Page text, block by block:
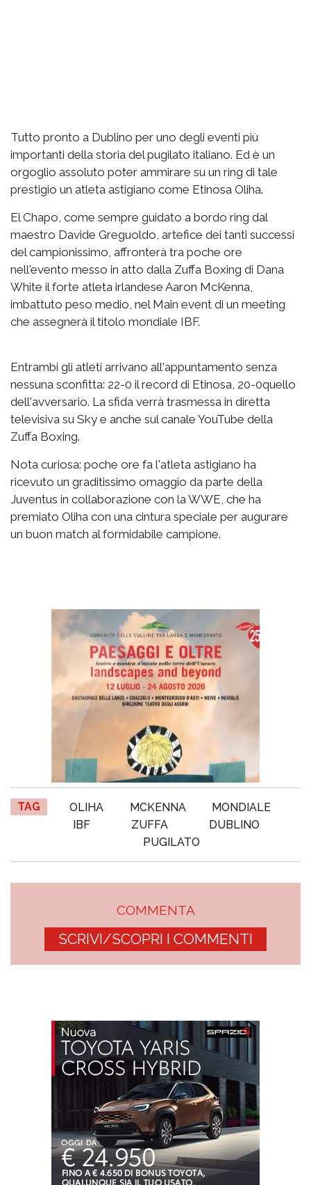
Tutto pronto a Dublino per uno degli eventi più
importanti della storia del pugilato italiano. Ed è un
orgoglio assoluto poter ammirare su un ring di tale
prestigio un atleta astigiano come Etinosa Oliha.
El Chapo, come sempre guidato a bordo ring dal
maestro Davide Greguoldo, artefice dei tanti successi
del campionissimo, affronterà tra poche ore
nell'evento messo in atto dalla Zuffa Boxing di Dana
White il forte atleta irlandese Aaron McKenna,
imbattuto peso medio, nel Main event di un meeting
che assegnerà il titolo mondiale IBF.
Entrambi gli atleti arrivano all'appuntamento senza
nessuna sconfitta: 22-0 il record di Etinosa, 20-0quello
dell'avversario. La sfida verrà trasmessa in diretta
televisiva su Sky e anche sul canale YouTube della
Zuffa Boxing.
Nota curiosa: poche ore fa l'atleta astigiano ha
ricevuto un graditissimo omaggio da parte della
Juventus in collaborazione con la WWE, che ha
premiato Oliha con una cintura speciale per augurare
un buon match al formidabile campione.
TAG OLIHA MCKENNA
MONDIALE
IBF
ZUFFA
DUBLINO
PUGILATO
COMMENTA
SCRIVI/SCOPRI I COMMENTI